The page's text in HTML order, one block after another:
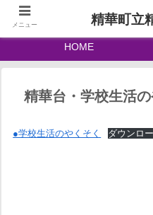
HOME
精華台・学校生活の
●学校生活のやくそく ダウンロ
メニュー 精華町立